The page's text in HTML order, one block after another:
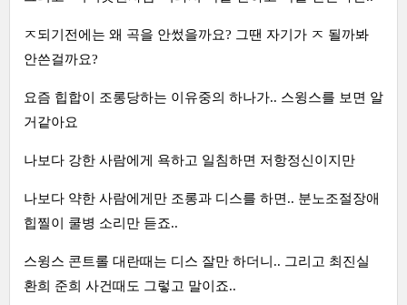
ㅈ되기전에는 왜 곡을 안썼을까요? 그땐 자기가 ㅈ 될까봐
안쓴걸까요?
요즘 힙합이 조롱당하는 이유중의 하나가.. 스윙스를 보면 알
거같아요
나보다 강한 사람에게 욕하고 일침하면 저항정신이지만
나보다 약한 사람에게만 조롱과 디스를 하면.. 분노조절장애
힙찔이 쿨병 소리만 듣죠..
스윙스 콘트롤 대란때는 디스 잘만 하더니.. 그리고 최진실
환희 준희 사건때도 그렇고 말이죠..